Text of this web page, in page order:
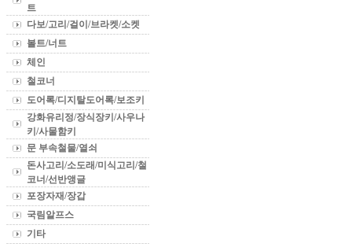
트
다보/고리/걸이/브라켓/소켓
볼트/너트
체인
철코너
도어록/디지탈도어록/보조키
강화유리정/장식장키/사우나
키/사물함키
문 부속철물/열쇠
돈사고리/소도래/미식고리/철
코너/선반앵글
포장자재/장갑
국림알프스
기타